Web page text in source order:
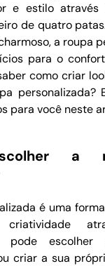
e estilo
de quatro
a roupa
para o
como criar
personalizada?
para você neste
a
é uma
criatividade
pode escolher
criar a sua